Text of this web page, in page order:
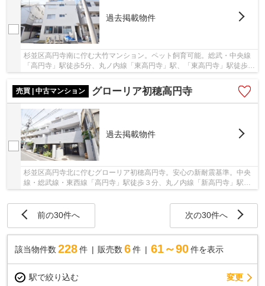
過去掲載物件
杉並区高円寺南に佇む大竹マンション。ペット飼育可能。総武・中央線
「高円寺」駅徒歩5分、丸ノ内線「東高円寺」駅、「東高円寺」駅徒歩
売買 | 中古マンション
グローリア初穂高円寺
過去掲載物件
杉並区高円寺北に佇むグローリア初穂高円寺。安心の新耐震基準。中央
線・総武線・東西線「高円寺」駅徒歩３分、丸ノ内線「新高円寺」駅徒
前の30件へ 次の30件へ
該当物件数 228件 販売数 6 件 61～90 件を表示
駅で絞り込む 変更